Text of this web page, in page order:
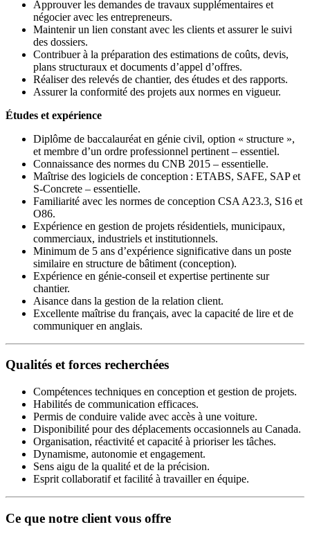
Approuver les demandes de travaux supplémentaires et
négocier avec les entrepreneurs.
Maintenir un lien constant avec les clients et assurer le suivi
des dossiers.
Contribuer à la préparation des estimations de coûts, devis,
plans structuraux et documents d’appel d’offres.
Réaliser des relevés de chantier, des études et des rapports.
Assurer la conformité des projets aux normes en vigueur.
Études et expérience
Diplôme de baccalauréat en génie civil, option « structure »,
et membre d’un ordre professionnel pertinent – essentiel.
Connaissance des normes du CNB 2015 – essentielle.
Maîtrise des logiciels de conception : ETABS, SAFE, SAP et
S-Concrete – essentielle.
Familiarité avec les normes de conception CSA A23.3, S16 et
O86.
Expérience en gestion de projets résidentiels, municipaux,
commerciaux, industriels et institutionnels.
Minimum de 5 ans d’expérience significative dans un poste
similaire en structure de bâtiment (conception).
Expérience en génie-conseil et expertise pertinente sur
chantier.
Aisance dans la gestion de la relation client.
Excellente maîtrise du français, avec la capacité de lire et de
communiquer en anglais.
Qualités et forces recherchées
Compétences techniques en conception et gestion de projets.
Habilités de communication efficaces.
Permis de conduire valide avec accès à une voiture.
Disponibilité pour des déplacements occasionnels au Canada.
Organisation, réactivité et capacité à prioriser les tâches.
Dynamisme, autonomie et engagement.
Sens aigu de la qualité et de la précision.
Esprit collaboratif et facilité à travailler en équipe.
Ce que notre client vous offre